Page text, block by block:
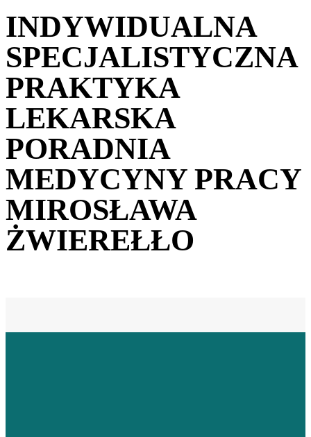
INDYWIDUALNA
SPECJALISTYCZNA
PRAKTYKA
LEKARSKA
PORADNIA
MEDYCYNY PRACY
MIROSŁAWA
ŻWIEREŁŁO